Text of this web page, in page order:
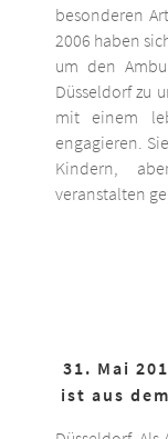
besonderen
2006 haben
um den
Düsseldorf zu
mit einem
engagieren.
Kindern,
veranstalten
31. Mai
ist aus